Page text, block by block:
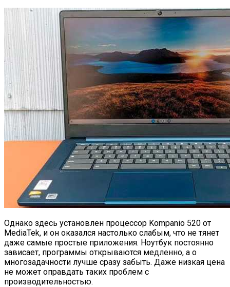
Однако здесь установлен процессор Kompanio 520 от
MediaTek, и он оказался настолько слабым, что не тянет
даже самые простые приложения. Ноутбук постоянно
зависает, программы открываются медленно, а о
многозадачности лучше сразу забыть. Даже низкая цена
не может оправдать таких проблем с
производительностью.